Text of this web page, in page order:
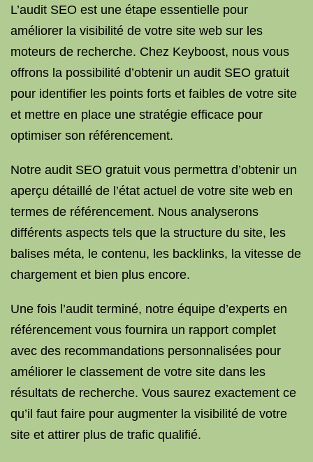
L’audit SEO est une étape essentielle pour
améliorer la visibilité de votre site web sur les
moteurs de recherche. Chez Keyboost, nous vous
offrons la possibilité d’obtenir un audit SEO gratuit
pour identifier les points forts et faibles de votre site
et mettre en place une stratégie efficace pour
optimiser son référencement.
Notre audit SEO gratuit vous permettra d’obtenir un
aperçu détaillé de l’état actuel de votre site web en
termes de référencement. Nous analyserons
différents aspects tels que la structure du site, les
balises méta, le contenu, les backlinks, la vitesse de
chargement et bien plus encore.
Une fois l’audit terminé, notre équipe d’experts en
référencement vous fournira un rapport complet
avec des recommandations personnalisées pour
améliorer le classement de votre site dans les
résultats de recherche. Vous saurez exactement ce
qu’il faut faire pour augmenter la visibilité de votre
site et attirer plus de trafic qualifié.